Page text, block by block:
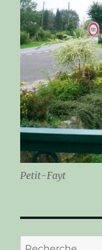
Petit-Fayt
Recherche